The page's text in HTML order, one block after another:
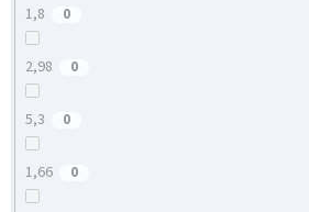
1,8 0
2,98 0
5,3 0
1,66 0